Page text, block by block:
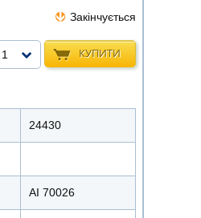
Закінчується
КУПИТИ
1
24430
AI 70026